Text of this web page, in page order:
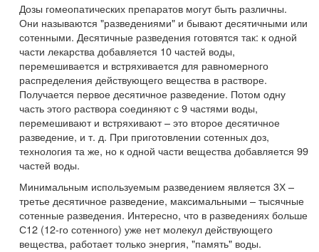
Дозы гомеопатических препаратов могут быть различны.
Они называются "разведениями" и бывают десятичными или
сотенными. Десятичные разведения готовятся так: к одной
части лекарства добавляется 10 частей воды,
перемешивается и встряхивается для равномерного
распределения действующего вещества в растворе.
Получается первое десятичное разведение. Потом одну
часть этого раствора соединяют с 9 частями воды,
перемешивают и встряхивают – это второе десятичное
разведение, и т. д. При приготовлении сотенных доз,
технология та же, но к одной части вещества добавляется 99
частей воды.
Минимальным используемым разведением является 3Х –
третье десятичное разведение, максимальными – тысячные
сотенные разведения. Интересно, что в разведениях больше
С12 (12-го сотенного) уже нет молекул действующего
вещества, работает только энергия, "память" воды.